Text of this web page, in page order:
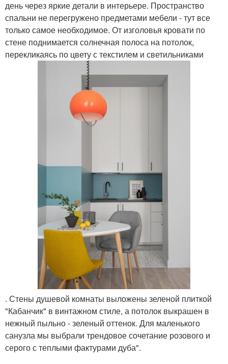
день через яркие детали в интерьере. Пространство
спальни не перегружено предметами мебели - тут все
только самое необходимое. От изголовья кровати по
стене поднимается солнечная полоса на потолок,
перекликаясь по цвету с текстилем и светильниками
. Стены душевой комнаты выложены зеленой плиткой
"Кабанчик" в винтажном стиле, а потолок выкрашен в
нежный пыльно - зеленый оттенок. Для маленького
санузла мы выбрали трендовое сочетание розового и
серого с теплыми фактурами дуба".